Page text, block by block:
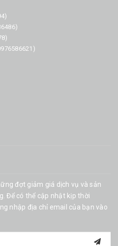
đợt giảm giá dịch vụ và sản
Để có thể cập nhật kịp thời
nhập địa chỉ email của bạn vào